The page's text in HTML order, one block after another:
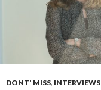
DONT' MISS, INTERVIEWS